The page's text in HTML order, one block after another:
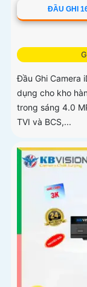
ĐẦU GHI
Đầu Ghi Camera
dụng cho kho
trong sáng 4.0
TVI và BCS,...